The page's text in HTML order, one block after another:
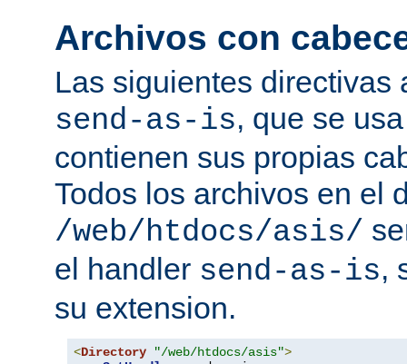
Archivos con
Las siguientes directivas
send-as-is, que se
contienen sus propias
Todos los archivos en el
/web/htdocs/asis/
el handler send-as-is,
su extension.
<Directory "/web/htdocs/asis">